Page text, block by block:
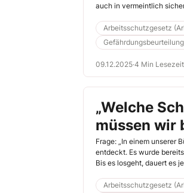
auch in vermeintlich
Aufgaben, diese Risiken
Schutzmaßnahmen für
was Sie dabei beachten
Arbeitsschutzgesetz
Gefährdungsbeurteilung
09.12.2025·4 Min Lesezeit
„Welche
müssen wir
im Büro
Frage: „In einem unserer
entdeckt. Es wurde
Bis es losgeht, dauert es
Arbeitsschutzgesetz